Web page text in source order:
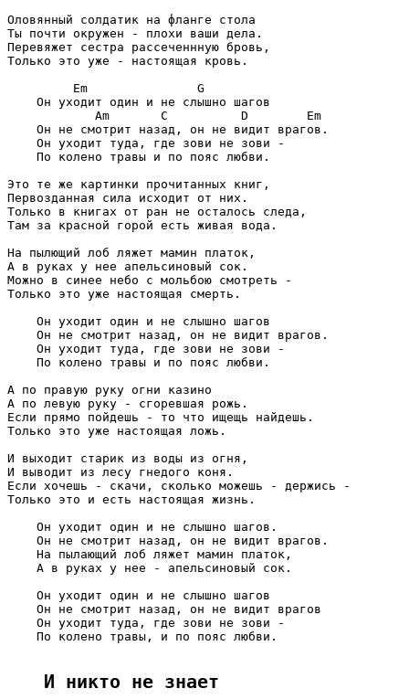
Оловянный солдатик на фланге стола
Ты почти окружен - плохи ваши дела.
Перевяжет сестра рассеченнную бровь,
Только это уже - настоящая кровь.
         Em               G
    Он уходит один и не слышно шагов
            Am       C          D        Em
    Он не смотрит назад, он не видит врагов.
    Он уходит туда, где зови не зови -
    По колено травы и по пояс любви.
Это те же картинки прочитанных книг,
Первозданная сила исходит от них.
Только в книгах от ран не осталось следа,
Там за красной горой есть живая вода.
На пылющий лоб ляжет мамин платок,
А в руках у нее апельсиновый сок.
Можно в синее небо с мольбою смотреть -
Только это уже настоящая смерть.
    Он уходит один и не слышно шагов
    Он не смотрит назад, он не видит врагов.
    Он уходит туда, где зови не зови -
    По колено травы и по пояс любви.
А по правую руку огни казино
А по левую руку - сгоревшая рожь.
Если прямо пойдешь - то что ищещь найдешь.
Только это уже настоящая ложь.
И выходит старик из воды из огня,
И выводит из лесу гнедого коня.
Если хочешь - скачи, сколько можешь - держись -
Только это и есть настоящая жизнь.
    Он уходит один и не слышно шагов.
    Он не смотрит назад, он не видит врагов.
    На пылающий лоб ляжет мамин платок,
    А в руках у нее - апельсиновый сок.
    Он уходит один и не слышно шагов
    Он не смотрит назад, он не видит врагов
    Он уходит туда, где зови не зови -
    По колено травы, и по пояс любви.
И никто не знает